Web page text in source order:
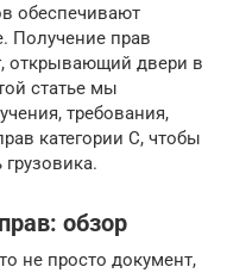
обеспечивают
Получение прав
открывающий двери в
статье мы
требования,
категории C, чтобы
обзор
не просто документ,